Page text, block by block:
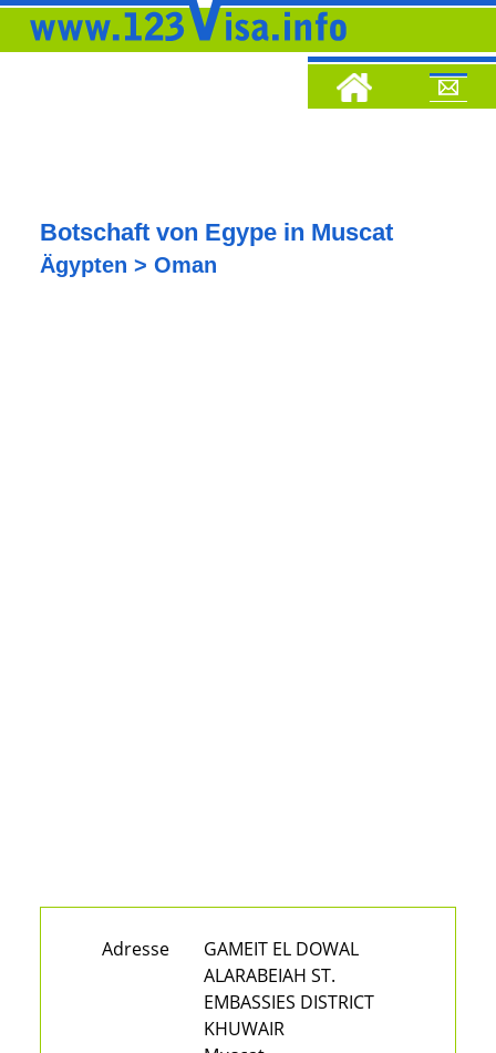
Botschaft von Egype in Muscat
Ägypten > Oman
Adresse
GAMEIT EL DOWAL
ALARABEIAH ST.
EMBASSIES DISTRICT
KHUWAIR